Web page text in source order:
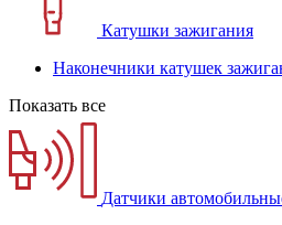
Катушки зажигания
Наконечники катушек
Показать все
Датчики